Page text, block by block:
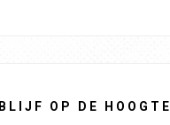
BLIJF OP DE HOOGTE